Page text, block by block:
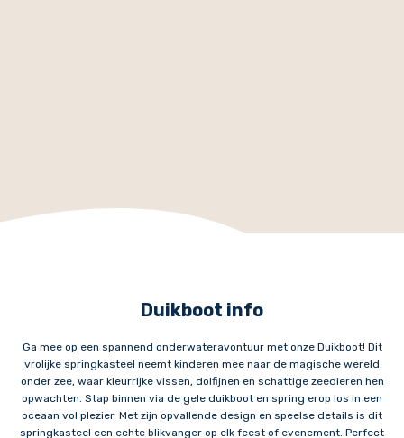
Duikboot info
Ga mee op een spannend onderwateravontuur met onze Duikboot! Dit
vrolijke springkasteel neemt kinderen mee naar de magische wereld
onder zee, waar kleurrijke vissen, dolfijnen en schattige zeedieren hen
opwachten. Stap binnen via de gele duikboot en spring erop los in een
oceaan vol plezier. Met zijn opvallende design en speelse details is dit
springkasteel een echte blikvanger op elk feest of evenement. Perfect